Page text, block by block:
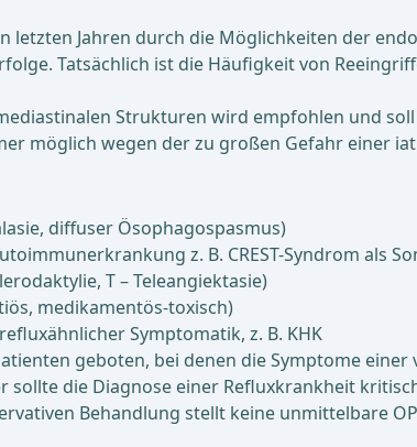
letzten Jahren durch die Möglichkeiten der
Tatsächlich ist die Häufigkeit von
Strukturen wird empfohlen und
möglich wegen der zu großen Gefahr einer
diffuser Ösophagospasmus)
z. B. CREST-Syndrom als
T – Teleangiektasie)
medikamentös-toxisch)
Symptomatik, z. B. KHK
geboten, bei denen die Symptome
sollte die Diagnose einer Refluxkrankheit
Behandlung stellt keine unmittelbare